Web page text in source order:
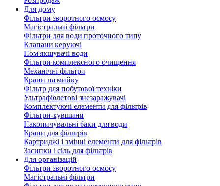
Для дому
Фільтри зворотного осмосу
Магістральні фільтри
Фільтри для води проточного типу
Клапани керуючі
Пом'якшувачі води
Фільтри комплексного очищення
Механічні фільтри
Крани на мийку
Фільтр для побутової техніки
Ультрафіолетові знезаражувачі
Комплектуючі елементи для фільтрів
Фільтри-кувшини
Накопичувальні баки для води
Крани для фільтрів
Картриджі і змінні елементи для фільтрів
Засипки і сіль для фільтрів
Для організацій
Фільтри зворотного осмосу
Магістральні фільтри